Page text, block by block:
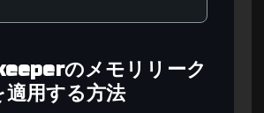
のメモリリーク
適用する方法